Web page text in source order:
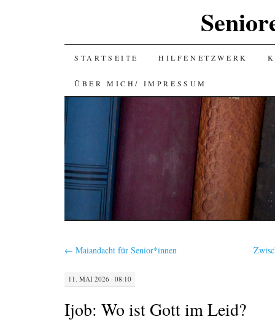
SKIP
TO
CONTENT
STARTSEITE HILFENETZWERK
ÜBER MICH/ IMPRESSUM
← Maiandacht für Senior*innen
11. MAI 2026 · 08:10
Ijob: Wo ist Gott im Leid?